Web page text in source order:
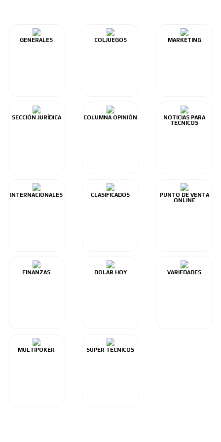
GENERALES COLJUEGOS MARKETING
SECCIÓN JURÍDICA COLUMNA OPINIÓN
NOTICIAS PARA
TECNICOS
INTERNACIONALES CLASIFICADOS
PUNTO DE VENTA
ONLINE
FINANZAS DOLAR HOY VARIEDADES
MULTIPOKER SUPER TÉCNICOS